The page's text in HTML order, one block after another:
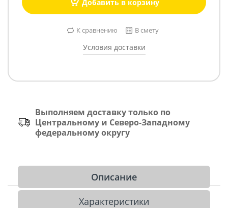
Добавить в корзину
К сравнению В смету
Условия доставки
Выполняем доставку только по
Центральному и Северо-Западному
федеральному округу
Описание
Характеристики